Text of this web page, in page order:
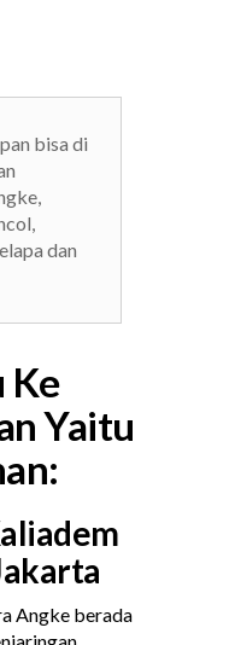
bisa di
dan
Ke
Yaitu
Angke berada